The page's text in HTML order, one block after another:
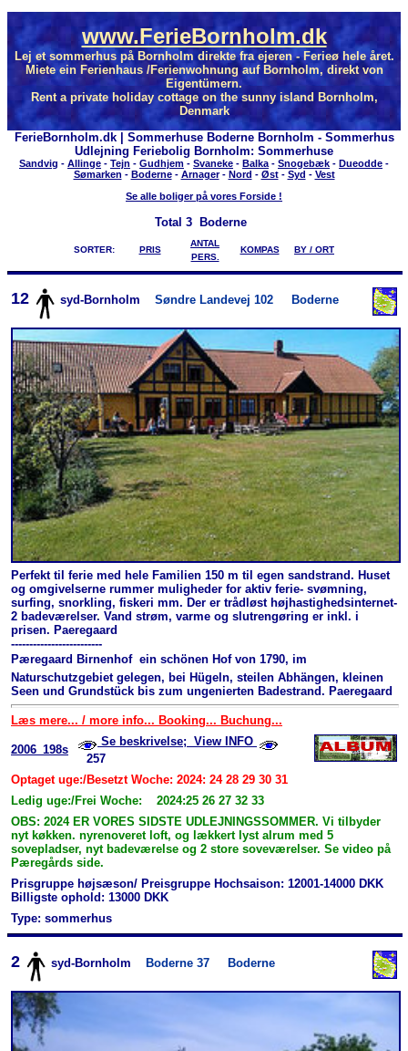
www.FerieBornholm.dk
Lej et sommerhus på Bornholm direkte fra ejeren - Ferieø hele året.
Miete ein Ferienhaus /Ferienwohnung auf Bornholm, direkt von
Eigentümern.
Rent a private holiday cottage on the sunny island Bornholm,
Denmark
FerieBornholm.dk | Sommerhuse Boderne Bornholm - Sommerhus
Udlejning Feriebolig Bornholm: Sommerhuse
Sandvig - Allinge - Tejn - Gudhjem - Svaneke - Balka - Snogebæk - Dueodde -
Sømarken - Boderne- Arnager- Nord - Øst- Syd - Vest
Se alle boliger på vores Forside !
Total 3 Boderne
SORTER: PRIS
ANTAL
PERS.
KOMPAS BY / ORT
12 syd-Bornholm Søndre Landevej 102 Boderne
Perfekt til ferie med hele Familien 150 m til egen sandstrand. Huset
og omgivelserne rummer muligheder for aktiv ferie- svømning,
surfing, snorkling, fiskeri mm. Der er trådløst højhastighedsinternet-
2 badeværelser. Vand strøm, varme og slutrengøring er inkl. i
prisen. Paeregaard
-------------------------
Pæregaard Birnenhof  ein schönen Hof von 1790, im
Naturschutzgebiet gelegen, bei Hügeln, steilen Abhängen, kleinen
Seen und Grundstück bis zum ungenierten Badestrand. Paeregaard
Læs mere... / more info... Booking... Buchung...
2006_198s
Se beskrivelse; View INFO
257
Optaget uge:/Besetzt Woche: 2024: 24 28 29 30 31
Ledig uge:/Frei Woche: 2024:25 26 27 32 33
OBS: 2024 ER VORES SIDSTE UDLEJNINGSSOMMER. Vi tilbyder
nyt køkken. nyrenoveret loft, og lækkert lyst alrum med 5
sovepladser, nyt badeværelse og 2 store soveværelser. Se video på
Pæregårds side.
Prisgruppe højsæson/ Preisgruppe Hochsaison: 12001-14000 DKK
Billigste ophold: 13000 DKK
Type: sommerhus
2 syd-Bornholm Boderne 37 Boderne